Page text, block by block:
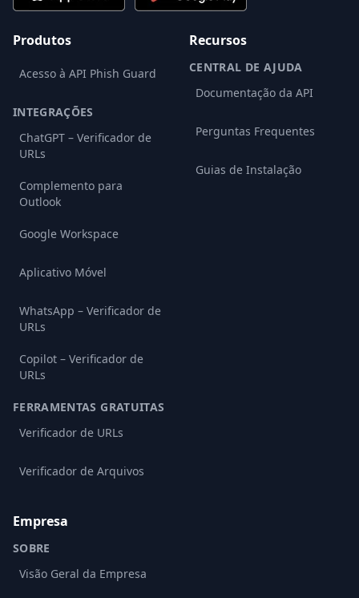
Produtos
Acesso à API Phish Guard
INTEGRAÇÕES
ChatGPT – Verificador de
URLs
Complemento para
Outlook
Google Workspace
Aplicativo Móvel
WhatsApp – Verificador de
URLs
Copilot – Verificador de
URLs
FERRAMENTAS GRATUITAS
Verificador de URLs
Verificador de Arquivos
Recursos
CENTRAL DE AJUDA
Documentação da API
Perguntas Frequentes
Guias de Instalação
Empresa
SOBRE
Visão Geral da Empresa